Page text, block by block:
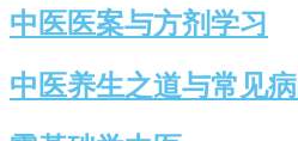
中医医案与方剂学习
中医养生之道与常见